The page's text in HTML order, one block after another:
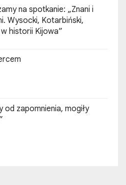
na spotkanie: „Znani i
Wysocki, Kotarbiński,
historii Kijowa”
od zapomnienia, mogiły